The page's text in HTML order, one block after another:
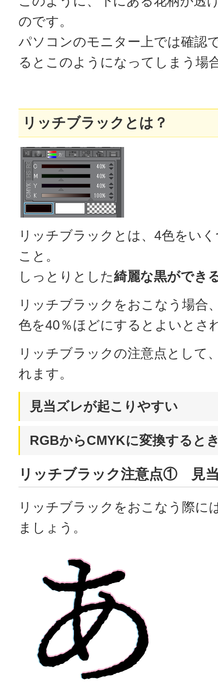
のです。
パソコンのモニター上では確認
るとこのようになってしまう場
リッチブラックとは？
リッチブラックとは、4色をい
こと。
しっとりとした綺麗な黒ができ
リッチブラックをおこなう場合
色を40％ほどにするとよいとさ
リッチブラックの注意点として
れます。
見当ズレが起こりやすい
RGBからCMYKに変換すると
リッチブラック注意点① 見
リッチブラックをおこなう際に
ましょう。